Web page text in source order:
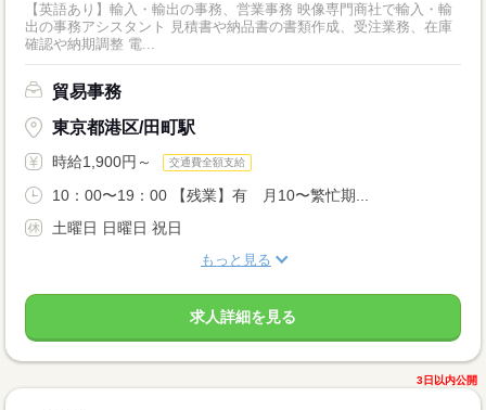
【英語あり】輸入・輸出の事務、営業事務 映像専門商社で輸入・輸
出の事務アシスタント 見積書や納品書の書類作成、受注業務、在庫
確認や納期調整 電...
貿易事務
東京都港区/田町駅
時給1,900円～ 交通費全額支給
10：00〜19：00 【残業】有 月10〜繁忙期...
土曜日 日曜日 祝日
もっと見る
求人詳細を見る
3日以内公開